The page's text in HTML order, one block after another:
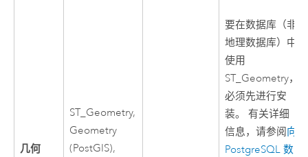
几何
ST_Geometry,
Geometry
(PostGIS),
要在数据库（非
地理数据库）中
使用
ST_Geometry，
必须先进行安
装。 有关详细
信息，请参阅向
PostgreSQL 数